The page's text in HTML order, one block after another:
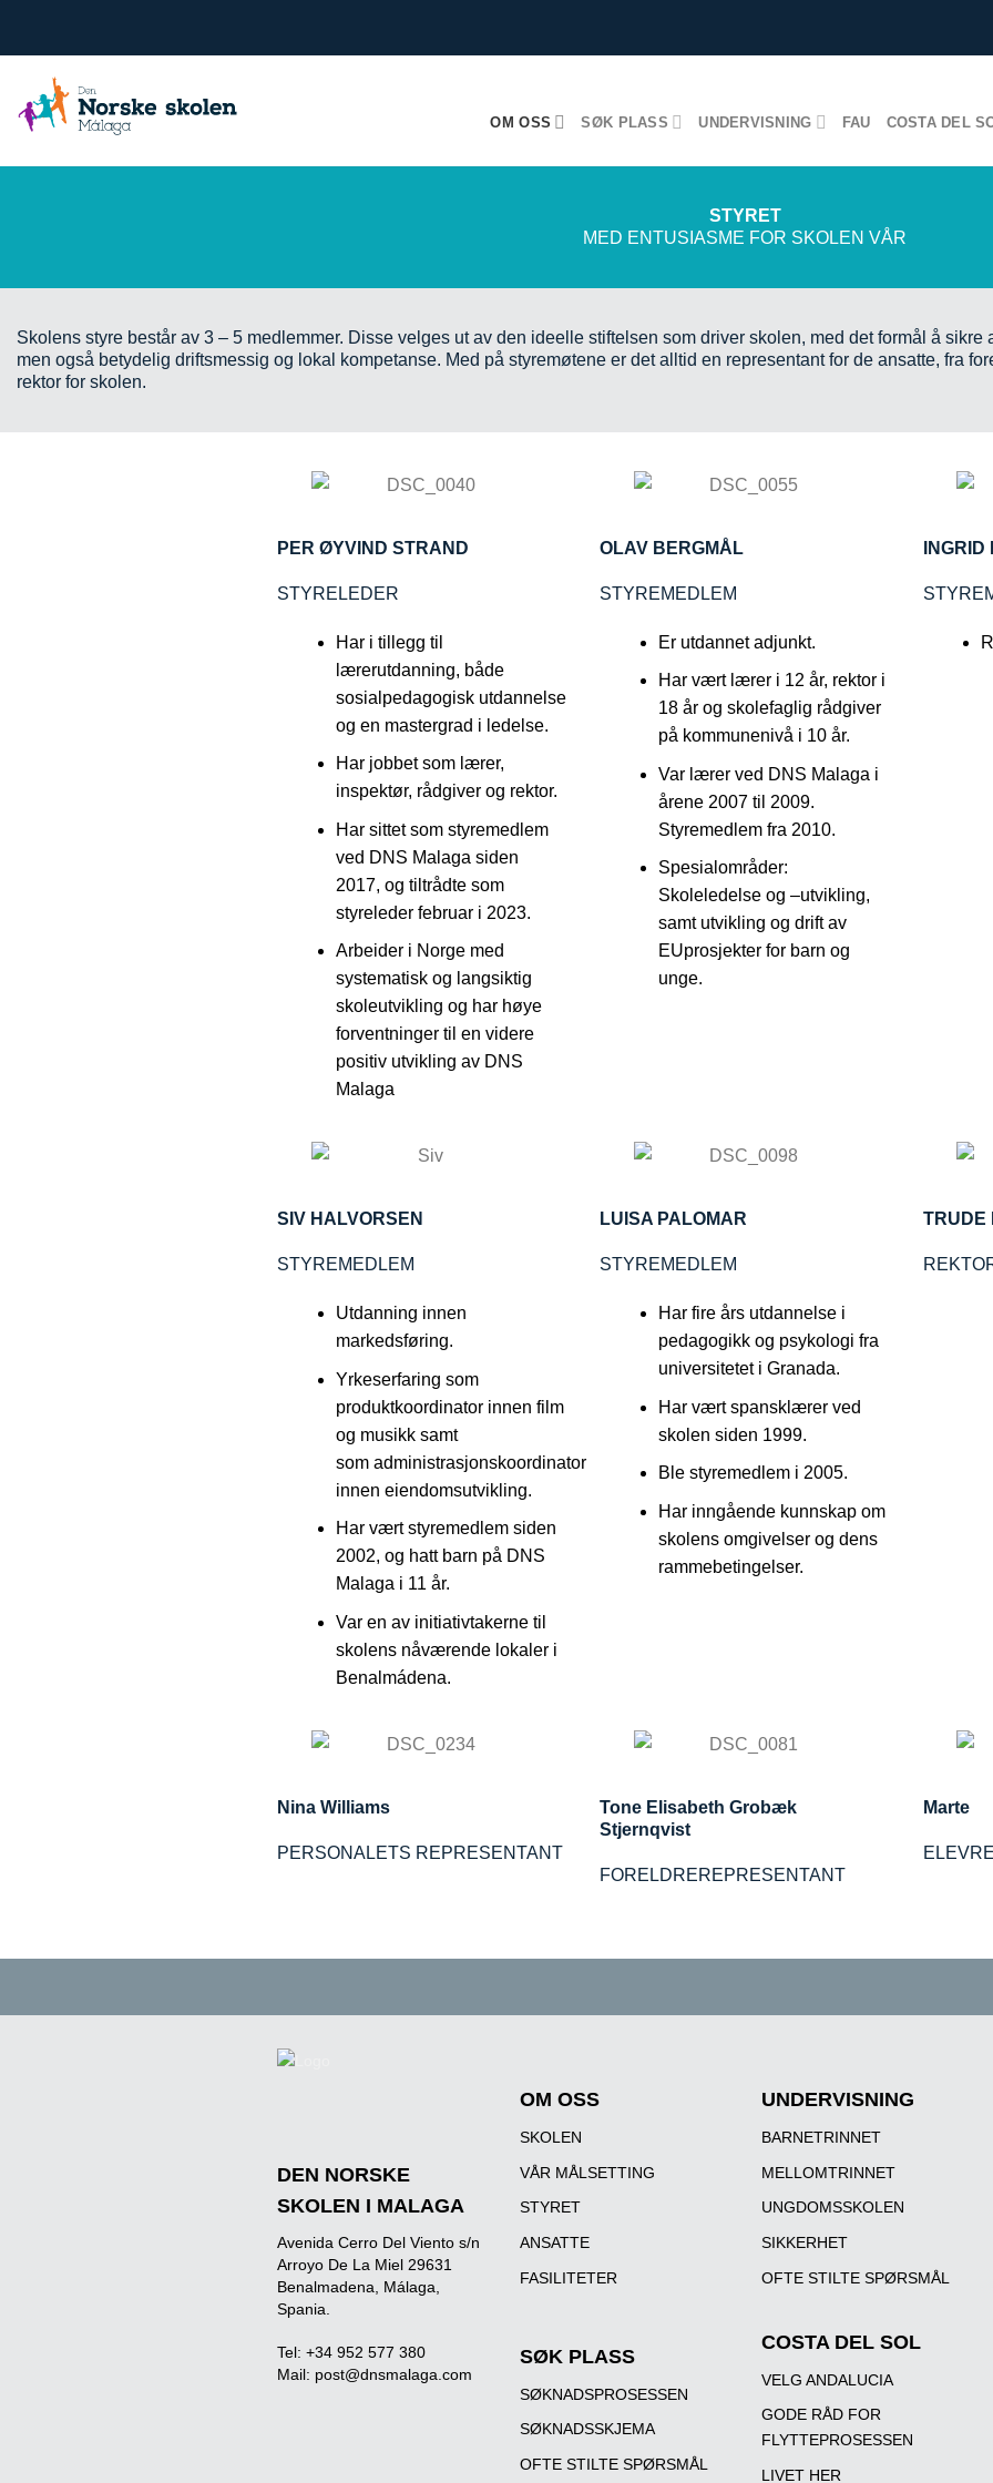
OM OSS SØK PLASS UNDERVISNING FAU COSTA DEL
STYRET
MED ENTUSIASME FOR SKOLEN VÅR
Skolens styre består av 3 – 5 medlemmer. Disse velges ut av den ideelle stiftelsen som driver skolen, med det formål å
men også betydelig driftsmessig og lokal kompetanse. Med på styremøtene er det alltid en representant for de ansatte, fra
rektor for skolen.
PER ØYVIND STRAND
STYRELEDER
Har i tillegg til
lærerutdanning, både
sosialpedagogisk utdannelse
og en mastergrad i ledelse.
Har jobbet som lærer,
inspektør, rådgiver og rektor.
Har sittet som styremedlem
ved DNS Malaga siden
2017, og tiltrådte som
styreleder februar i 2023.
Arbeider i Norge med
systematisk og langsiktig
skoleutvikling og har høye
forventninger til en videre
positiv utvikling av DNS
Malaga
OLAV BERGMÅL
STYREMEDLEM
Er utdannet adjunkt.
Har vært lærer i 12 år, rektor i
18 år og skolefaglig rådgiver
på kommunenivå i 10 år.
Var lærer ved DNS Malaga i
årene 2007 til 2009.
Styremedlem fra 2010.
Spesialområder:
Skoleledelse og –utvikling,
samt utvikling og drift av
EUprosjekter for barn og
unge.
SIV HALVORSEN
STYREMEDLEM
Utdanning innen
markedsføring.
Yrkeserfaring som
produktkoordinator innen film
og musikk samt
som administrasjonskoordinator
innen eiendomsutvikling.
Har vært styremedlem siden
2002, og hatt barn på DNS
Malaga i 11 år.
Var en av initiativtakerne til
skolens nåværende lokaler i
Benalmádena.
LUISA PALOMAR
STYREMEDLEM
Har fire års utdannelse i
pedagogikk og psykologi fra
universitetet i Granada.
Har vært spansklærer ved
skolen siden 1999.
Ble styremedlem i 2005.
Har inngående kunnskap om
skolens omgivelser og dens
rammebetingelser.
TRUDE
Nina Williams
PERSONALETS REPRESENTANT
Tone Elisabeth Grobæk
Stjernqvist
FORELDREREPRESENTANT
Marte
DEN NORSKE
SKOLEN I MALAGA
Avenida Cerro Del Viento s/n
Arroyo De La Miel 29631
Benalmadena, Málaga,
Spania.
Tel: +34 952 577 380
Mail: post@dnsmalaga.com
OM OSS
SKOLEN
VÅR MÅLSETTING
STYRET
ANSATTE
FASILITETER
SØK PLASS
SØKNADSPROSESSEN
SØKNADSSKJEMA
OFTE STILTE SPØRSMÅL
UNDERVISNING
BARNETRINNET
MELLOMTRINNET
UNGDOMSSKOLEN
SIKKERHET
OFTE STILTE SPØRSMÅL
COSTA DEL SOL
VELG ANDALUCIA
GODE RÅD FOR
FLYTTEPROSESSEN
LIVET HER